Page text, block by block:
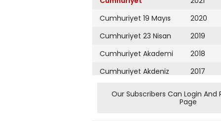
Cumhuriyet 19 Mayıs
Cumhuriyet 23 Nisan
Cumhuriyet Akademi
Cumhuriyet Akdeniz
Cumhuriyet Alışveriş
2020
2019
2018
2017
2016
2015
Our Subscribers Can Login And
Page